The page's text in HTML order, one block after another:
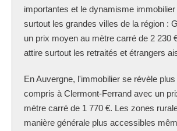
importantes et le dynamisme
surtout les grandes villes de la région :
un prix moyen au mètre carré de 2 230
attire surtout les retraités et étrangers
En Auvergne, l'immobilier se révèle
compris à Clermont-Ferrand avec un
mètre carré de 1 770 €. Les zones
manière générale plus accessibles